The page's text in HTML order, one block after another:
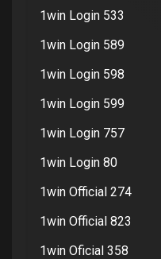
1win Login 533
1win Login 589
1win Login 598
1win Login 599
1win Login 757
1win Login 80
1win Official 274
1win Official 823
1win Oficial 358